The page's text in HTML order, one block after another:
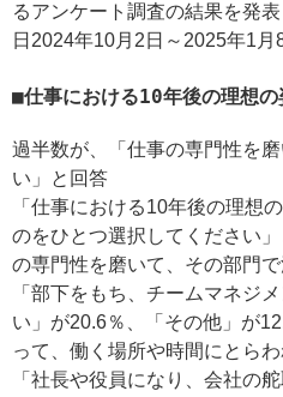
るアンケート調査の結果を発
日2024年10月2日～2025年1月8
仕事における10年後の理想の
過半数が、「仕事の専門性を
い」と回答
「仕事における10年後の理想
のをひとつ選択してください
の専門性を磨いて、その部門で
「部下をもち、チームマネジ
い」が20.6％、「その他」が
って、働く場所や時間にとら
「社長や役員になり、会社の